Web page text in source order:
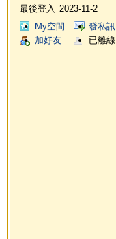
最後登入
2023-11-2
My空間
發私訊
加好友
已離線